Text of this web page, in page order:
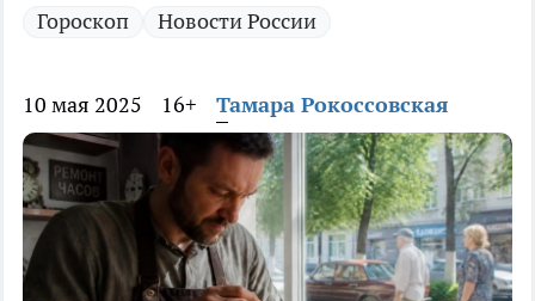
Гороскоп Новости России
10 мая 2025 16+ Тамара Рокоссовская